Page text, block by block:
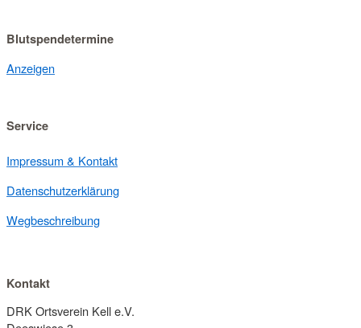
Blutspendetermine
Anzeigen
Service
Impressum & Kontakt
Datenschutzerklärung
Wegbeschreibung
Kontakt
DRK Ortsverein Kell e.V.